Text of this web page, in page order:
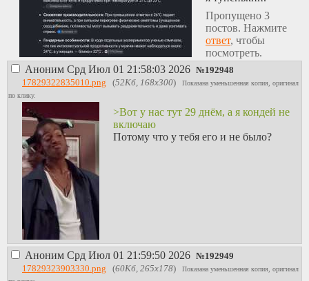
Пропущено 3
постов. Нажмите
ответ, чтобы
посмотреть.
Аноним Срд Июл 01 21:58:03 2026 №192948
17829322835010.png (52Кб, 168x300)
Показана уменьшенная копия, оригинал
по клику.
>Вот у нас тут 29 днём, а я кондей не
включаю
Потому что у тебя его и не было?
Аноним Срд Июл 01 21:59:50 2026 №192949
17829323903330.png (60Кб, 265x178)
Показана уменьшенная копия, оригинал